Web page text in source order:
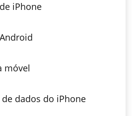
iPhone
móvel
de dados do iPhone